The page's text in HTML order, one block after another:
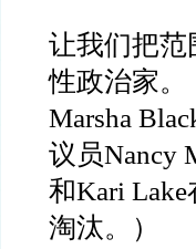
让我们把范
性政治家。
Marsha
议员Nancy
和Kari Lake
淘汰。）